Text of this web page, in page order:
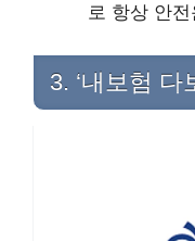
로 항상 안
3. ‘내보험 다